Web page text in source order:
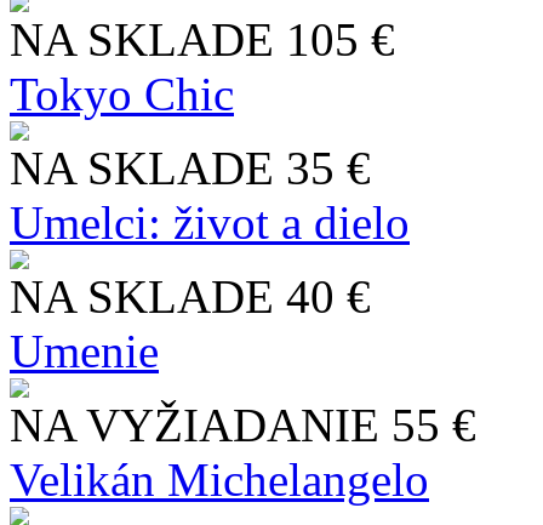
NA SKLADE 105 €
Tokyo Chic
NA SKLADE 35 €
Umelci: život a dielo
NA SKLADE 40 €
Umenie
NA VYŽIADANIE 55 €
Velikán Michelangelo